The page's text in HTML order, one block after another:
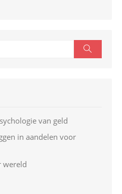
e
van geld
in aandelen voor
wereld